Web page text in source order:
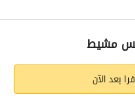
مشيط
بعد الآن